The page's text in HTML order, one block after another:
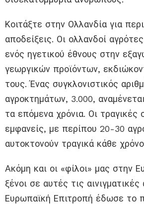
Κοιτάξτε στην Ολλανδία για
αποδείξεις. Οι ολλανδοί
ενός ηγετικού έθνους στην
γεωργικών προϊόντων,
τους. Ένας συγκλονιστικός
αγροκτημάτων, 3.000,
τα επόμενα χρόνια. Οι τραγικές
εμφανείς, με περίπου 20-30
αυτοκτονούν τραγικά κάθε
Ακόμη και οι «φίλοι» μας στην
ξένοι σε αυτές τις
Ευρωπαϊκή Επιτροπή έδωσε το